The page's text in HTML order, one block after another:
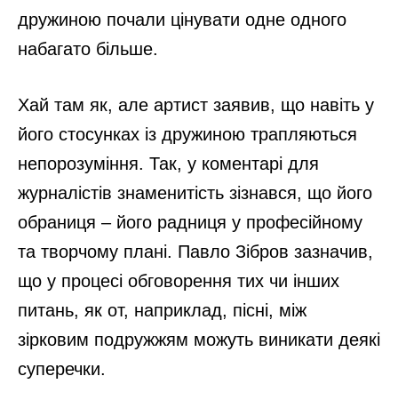
дружиною почали цінувати одне одного
набагато більше.
Хай там як, але артист заявив, що навіть у
його стосунках із дружиною трапляються
непорозуміння. Так, у коментарі для
журналістів знаменитість зізнався, що його
обраниця – його радниця у професійному
та творчому плані. Павло Зібров зазначив,
що у процесі обговорення тих чи інших
питань, як от, наприклад, пісні, між
зірковим подружжям можуть виникати деякі
суперечки.